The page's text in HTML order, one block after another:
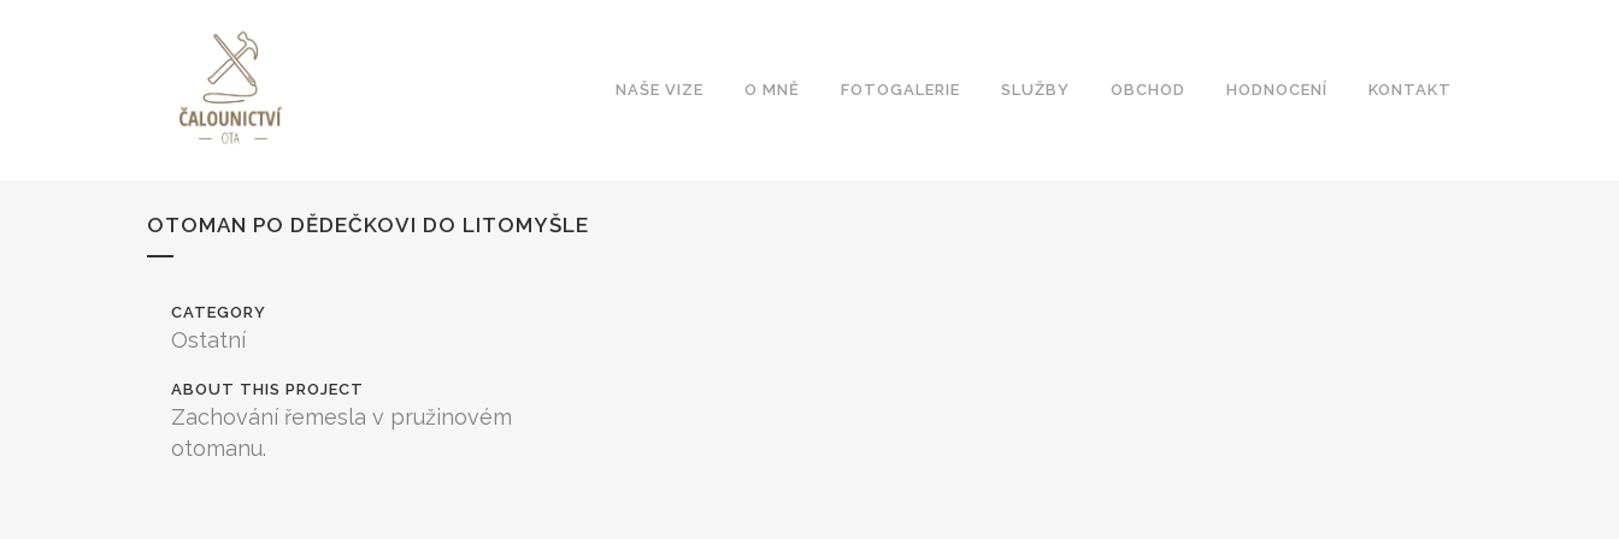
NAŠE VIZE O MNĚ FOTOGALERIE SLUŽBY OBCHOD HODNOCENÍ KONTAKT
OTOMAN PO DĚDEČKOVI DO LITOMYŠLE
CATEGORY
Ostatní
ABOUT THIS PROJECT
Zachování řemesla v pružinovém
otomanu.